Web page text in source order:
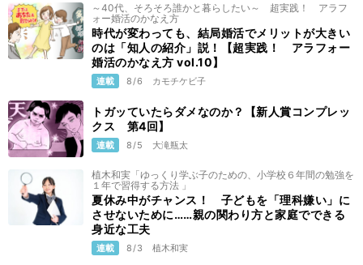
～40代、そろそろ誰かと暮らしたい～ 超実践！ アラフ
ォー婚活のかなえ方
時代が変わっても、結局婚活でメリットが大きい
のは「知人の紹介」説！【超実践！ アラフォー
婚活のかなえ方 vol.10】
連載 8/6 カモチケビ子
トガッていたらダメなのか？【新人賞コンプレッ
クス 第4回】
連載 8/5 大滝瓶太
植木和実「ゆっくり学ぶ子のための、小学校６年間の勉強を
１年で習得する方法 」
夏休み中がチャンス！ 子どもを「理科嫌い」に
させないために……親の関わり方と家庭でできる
身近な工夫
連載 8/3 植木和実